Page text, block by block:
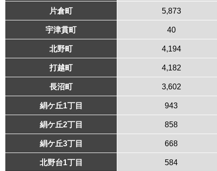
片倉町 5,873
宇津貫町 40
北野町 4,194
打越町 4,182
長沼町 3,602
絹ケ丘1丁目 943
絹ケ丘2丁目 858
絹ケ丘3丁目 668
北野台1丁目 584